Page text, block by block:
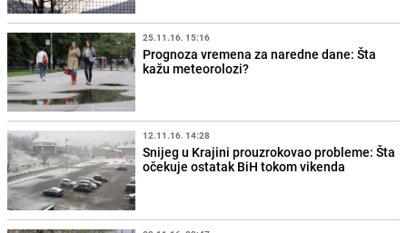
25.11.16. 15:16
Prognoza vremena za naredne dane: Šta
kažu meteorolozi?
12.11.16. 14:28
Snijeg u Krajini prouzrokovao probleme: Šta
očekuje ostatak BiH tokom vikenda